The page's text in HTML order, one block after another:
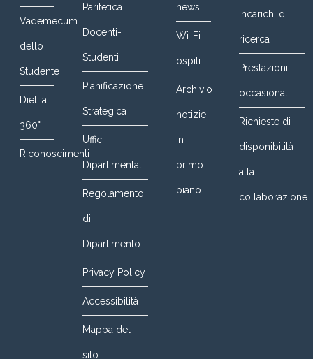
Vademecum
dello
Studente
Dieti a
360°
Riconoscimenti
Paritetica
Docenti-
Studenti
Pianificazione
Strategica
Uffici
Dipartimentali
Regolamento
di
Dipartimento
Privacy Policy
Accessibilità
Mappa del
sito
news
Wi-Fi
ospiti
Archivio
notizie
in
primo
piano
Incarichi di
ricerca
Prestazioni
occasionali
Richieste di
disponibilità
alla
collaborazione